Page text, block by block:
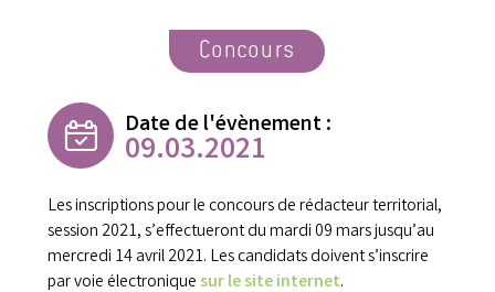
Concours
Date de l'évènement :
09.03.2021
Les inscriptions pour le concours de rédacteur territorial,
session 2021, s’effectueront du mardi 09 mars jusqu’au
mercredi 14 avril 2021. Les candidats doivent s’inscrire
par voie électronique sur le site internet.